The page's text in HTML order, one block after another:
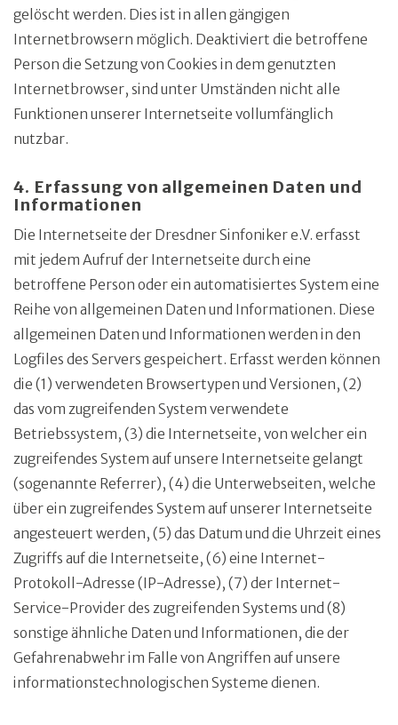
gelöscht werden. Dies ist in allen gängigen
Internetbrowsern möglich. Deaktiviert die betroffene
Person die Setzung von Cookies in dem genutzten
Internetbrowser, sind unter Umständen nicht alle
Funktionen unserer Internetseite vollumfänglich
nutzbar.
4. Erfassung von allgemeinen Daten und
Informationen
Die Internetseite der Dresdner Sinfoniker e.V. erfasst
mit jedem Aufruf der Internetseite durch eine
betroffene Person oder ein automatisiertes System eine
Reihe von allgemeinen Daten und Informationen. Diese
allgemeinen Daten und Informationen werden in den
Logfiles des Servers gespeichert. Erfasst werden können
die (1) verwendeten Browsertypen und Versionen, (2)
das vom zugreifenden System verwendete
Betriebssystem, (3) die Internetseite, von welcher ein
zugreifendes System auf unsere Internetseite gelangt
(sogenannte Referrer), (4) die Unterwebseiten, welche
über ein zugreifendes System auf unserer Internetseite
angesteuert werden, (5) das Datum und die Uhrzeit eines
Zugriffs auf die Internetseite, (6) eine Internet-
Protokoll-Adresse (IP-Adresse), (7) der Internet-
Service-Provider des zugreifenden Systems und (8)
sonstige ähnliche Daten und Informationen, die der
Gefahrenabwehr im Falle von Angriffen auf unsere
informationstechnologischen Systeme dienen.